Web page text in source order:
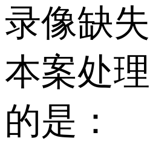
录像缺
本案处
的是：